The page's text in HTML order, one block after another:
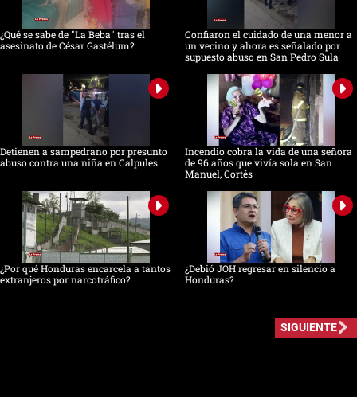
¿Qué se sabe de "La Beba" tras el
asesinato de César Gastélum?
Confiaron el cuidado de una menor a
un vecino y ahora es señalado por
supuesto abuso en San Pedro Sula
Detienen a sampedrano por presunto
abuso contra una niña en Calpules
Incendio cobra la vida de una señora
de 96 años que vivía sola en San
Manuel, Cortés
¿Por qué Honduras encarcela a tantos
extranjeros por narcotráfico?
¿Debió JOH regresar en silencio a
Honduras?
SIGUIENTE